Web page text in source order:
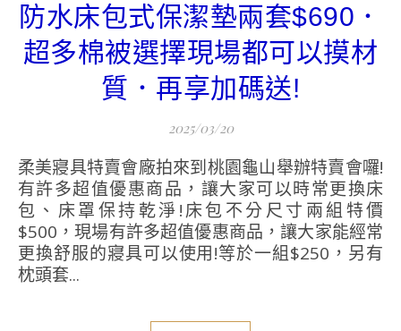
防水床包式保潔墊兩套$690．
超多棉被選擇現場都可以摸材
質．再享加碼送!
2025/03/20
柔美寢具特賣會廠拍來到桃園龜山舉辦特賣會囉!
有許多超值優惠商品，讓大家可以時常更換床
包、床罩保持乾淨!床包不分尺寸兩組特價
$500，現場有許多超值優惠商品，讓大家能經常
更換舒服的寢具可以使用!等於一組$250，另有
枕頭套...